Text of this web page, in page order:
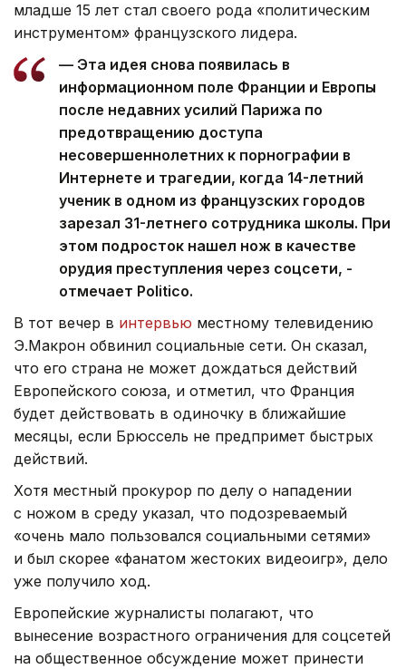
младше 15 лет стал своего рода «политическим
инструментом» французского лидера.
— Эта идея снова появилась в
информационном поле Франции и Европы
после недавних усилий Парижа по
предотвращению доступа
несовершеннолетних к порнографии в
Интернете и трагедии, когда 14-летний
ученик в одном из французских городов
зарезал 31-летнего сотрудника школы. При
этом подросток нашел нож в качестве
орудия преступления через соцсети, -
отмечает Politico.
В тот вечер в интервью местному телевидению
Э.Макрон обвинил социальные сети. Он сказал,
что его страна не может дождаться действий
Европейского союза, и отметил, что Франция
будет действовать в одиночку в ближайшие
месяцы, если Брюссель не предпримет быстрых
действий.
Хотя местный прокурор по делу о нападении
с ножом в среду указал, что подозреваемый
«очень мало пользовался социальными сетями»
и был скорее «фанатом жестоких видеоигр», дело
уже получило ход.
Европейские журналисты полагают, что
вынесение возрастного ограничения для соцсетей
на общественное обсуждение может принести